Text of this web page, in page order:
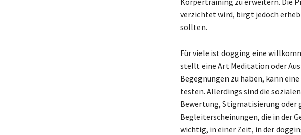
verzichtet wird, birgt jedoch
sollten.
Für viele ist dogging eine
stellt eine Art Meditation oder
Begegnungen zu haben, kann
testen. Allerdings sind die
Bewertung, Stigmatisierung oder
Begleiterscheinungen, die in der
wichtig, in einer Zeit, in der